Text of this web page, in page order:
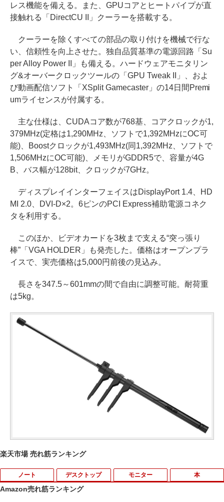
レス機能を備える。また、GPUコアとヒートパイプが直
接触れる「DirectCU II」クーラーを搭載する。
クーラーを除くすべての部品の取り付けを機械で行な
い、信頼性を向上させた。独自品質基準の電源回路「Su
per Alloy Power II」も備える。ハードウェアモニタリン
グ&オーバークロックツールの「GPU Tweak II」、およ
び動画配信ソフト「XSplit Gamecaster」の14日間Premi
umライセンスが付属する。
主な仕様は、CUDAコア数が768基、コアクロックが1,
379MHz(定格は1,290MHz、ソフトで1,392MHzにOC可
能)、Boostクロックが1,493MHz(同1,392MHz、ソフトで
1,506MHzにOC可能)、メモリがGDDR5で、容量が4G
B、バス幅が128bit、クロックが7GHz。
ディスプレイインターフェイスはDisplayPort 1.4、HD
MI 2.0、DVI-D×2。6ピンのPCI Express補助電源コネク
タを利用する。
このほか、ビデオカードを3枚まで支える“突っ張り
棒”「VGA HOLDER」も発売した。価格はオープンプラ
イスで、実売価格は5,000円前後の見込み。
長さを347.5～601mmの間で自由に調整可能。耐荷重
は5kg。
楽天市場 売れ筋ランキング
ノート デスクトップ モニター 本
Amazon売れ筋ランキング